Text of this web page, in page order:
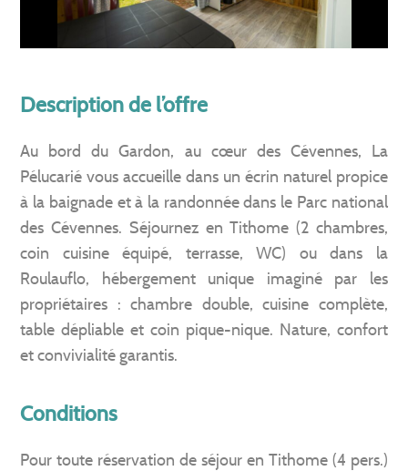
Description de l’offre
Au bord du Gardon, au cœur des Cévennes, La
Pélucarié vous accueille dans un écrin naturel propice
à la baignade et à la randonnée dans le Parc national
des Cévennes. Séjournez en Tithome (2 chambres,
coin cuisine équipé, terrasse, WC) ou dans la
Roulauflo, hébergement unique imaginé par les
propriétaires : chambre double, cuisine complète,
table dépliable et coin pique-nique. Nature, confort
et convivialité garantis.
Conditions
Pour toute réservation de séjour en Tithome (4 pers.)